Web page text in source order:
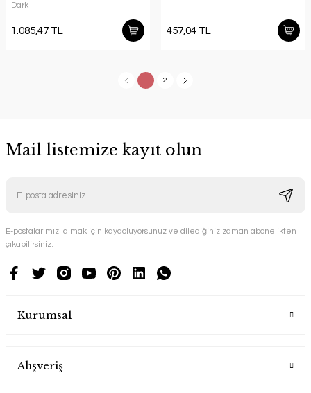
Dark
1.085,47 TL 457,04 TL
1 2
Mail listemize kayıt olun
E-postalarımızı almak için kaydoluyorsunuz ve dilediğiniz zaman abonelikten
çıkabilirsiniz.
Kurumsal
Alışveriş